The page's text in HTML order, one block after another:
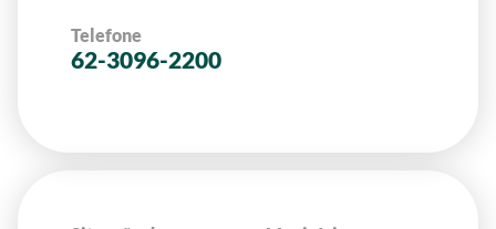
Telefone
62-3096-2200